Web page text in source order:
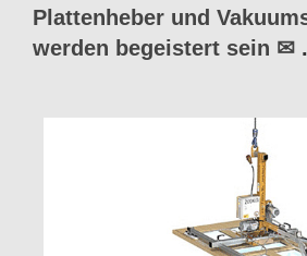
Plattenheber und
werden begeistert sein ✉ .